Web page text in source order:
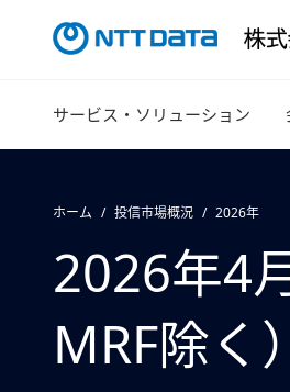
サービス・ソリューション
ホーム 投信市場概況 2026年
2026年4
MRF除く）